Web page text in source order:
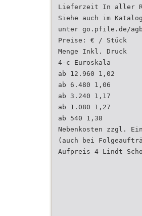
Lieferzeit In aller
Siehe auch im
unter go.pfile.de/
Preise: € / Stück
Menge Inkl. Druck
4-c Euroskala
ab 12.960 1,02
ab 6.480 1,06
ab 3.240 1,17
ab 1.080 1,27
ab 540 1,38
Nebenkosten zzgl.
(auch bei
Aufpreis 4 Lindt